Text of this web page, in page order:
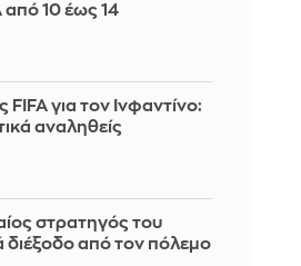
10 έως 14
για τον Ινφαντίνο:
αναληθείς
στρατηγός του
από τον πόλεμο